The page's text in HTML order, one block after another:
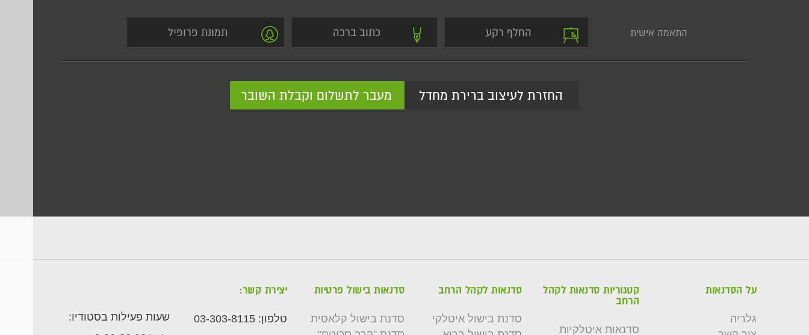
התאמה אישית החלף רקע כתוב ברכה תמונת פרופיל
החזרת לעיצוב ברירת מחדל מעבר לתשלום וקבלת השובר
על הסדנאות
גלריה
קטגוריות סדנאות לקהל
הרחב
סדנאות איטלקיות
סדנאות לקהל הרחב
סדנת בישול איטלקי
סדנאות בישול פרטיות
סדנת בישול קלאסית
יצירת קשר:
טלפון: 03-303-8115
שעות פעילות בסטודיו: